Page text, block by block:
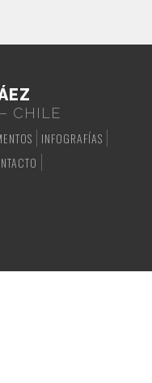
CHILE
INFOGRAFÍAS